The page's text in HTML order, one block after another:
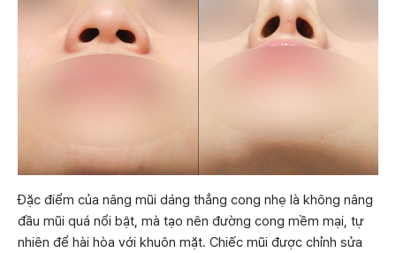
Đặc điểm của nâng mũi dáng thẳng cong nhẹ là không nâng
đầu mũi quá nổi bật, mà tạo nên đường cong mềm mại, tự
nhiên để hài hòa với khuôn mặt. Chiếc mũi được chỉnh sửa